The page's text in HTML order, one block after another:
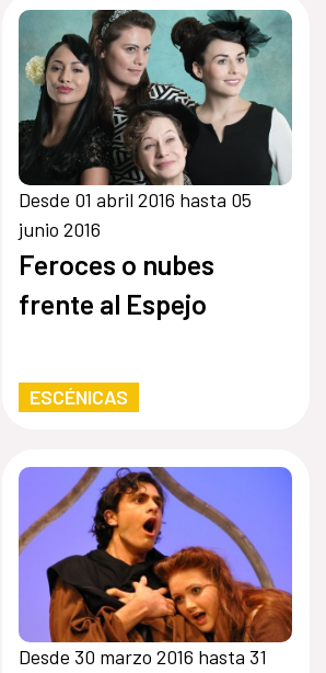
Desde 01 abril 2016 hasta 05
junio 2016
Feroces o nubes
frente al Espejo
ESCÉNICAS
Desde 30 marzo 2016 hasta 31